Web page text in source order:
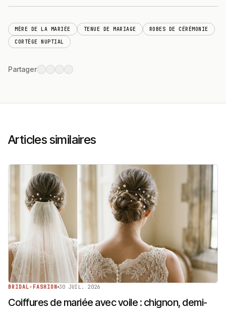
MÈRE DE LA MARIÉE TENUE DE MARIAGE
ROBES DE CÉRÉMONIE
CORTÈGE NUPTIAL
Partager
Articles similaires
BRIDAL-FASHION 30 JUIL. 2026
Coiffures de mariée avec voile : chignon, demi-